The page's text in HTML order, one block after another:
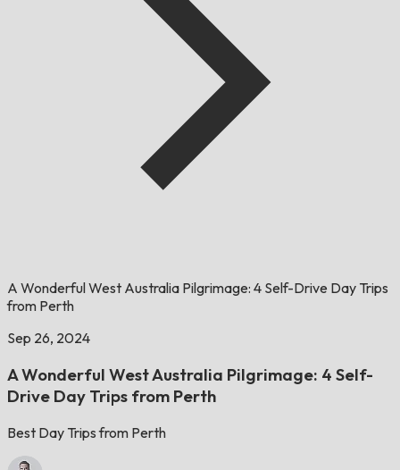
A Wonderful West Australia Pilgrimage: 4 Self-Drive Day Trips
from Perth
Sep 26, 2024
A Wonderful West Australia Pilgrimage: 4 Self-
Drive Day Trips from Perth
Best Day Trips from Perth